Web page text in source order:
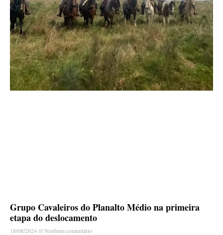
Grupo Cavaleiros do Planalto Médio na primeira
etapa do deslocamento
18/08/2024 Nenhum comentário